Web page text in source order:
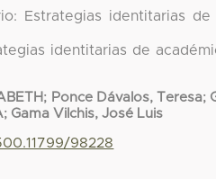
Estrategias identitarias
identitarias de
; Ponce Dávalos, Teresa;
; Gama Vilchis, José Luis
98228